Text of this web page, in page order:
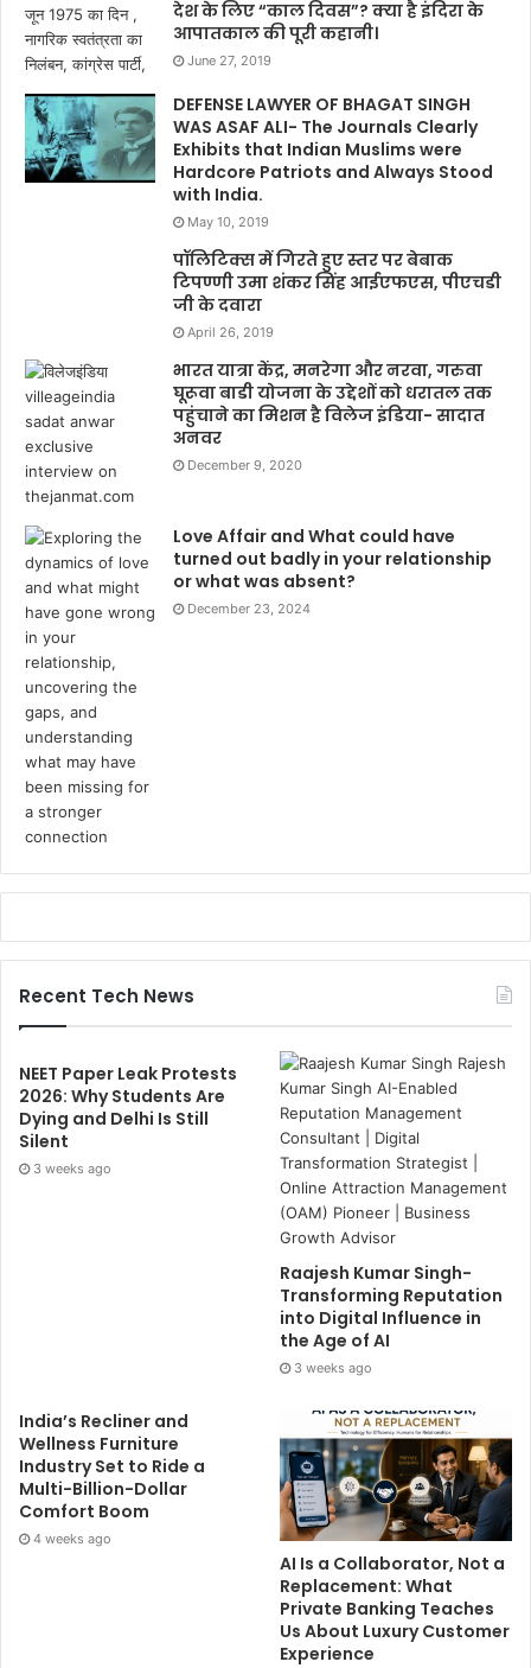
देश के लिए “काल दिवस”? क्या है इंदिरा के
आपातकाल की पूरी कहानी।
June 27, 2019
DEFENSE LAWYER OF BHAGAT SINGH
WAS ASAF ALI- The Journals Clearly
Exhibits that Indian Muslims were
Hardcore Patriots and Always Stood
with India.
May 10, 2019
पॉलिटिक्स में गिरते हुए स्तर पर बेबाक
टिपण्णी उमा शंकर सिंह आईएफएस, पीएचडी
जी के दवारा
April 26, 2019
भारत यात्रा केंद्र, मनरेगा और नरवा, गरुवा
घूरूवा बाडी योजना के उद्देशों को धरातल तक
पहुंचाने का मिशन है विलेज इंडिया- सादात
अनवर
December 9, 2020
Love Affair and What could have
turned out badly in your relationship
or what was absent?
December 23, 2024
Recent Tech News
NEET Paper Leak Protests
2026: Why Students Are
Dying and Delhi Is Still
Silent
3 weeks ago
Raajesh Kumar Singh-
Transforming Reputation
into Digital Influence in
the Age of AI
3 weeks ago
India’s Recliner and
Wellness Furniture
Industry Set to Ride a
Multi-Billion-Dollar
Comfort Boom
4 weeks ago
AI Is a Collaborator, Not a
Replacement: What
Private Banking Teaches
Us About Luxury Customer
Experience